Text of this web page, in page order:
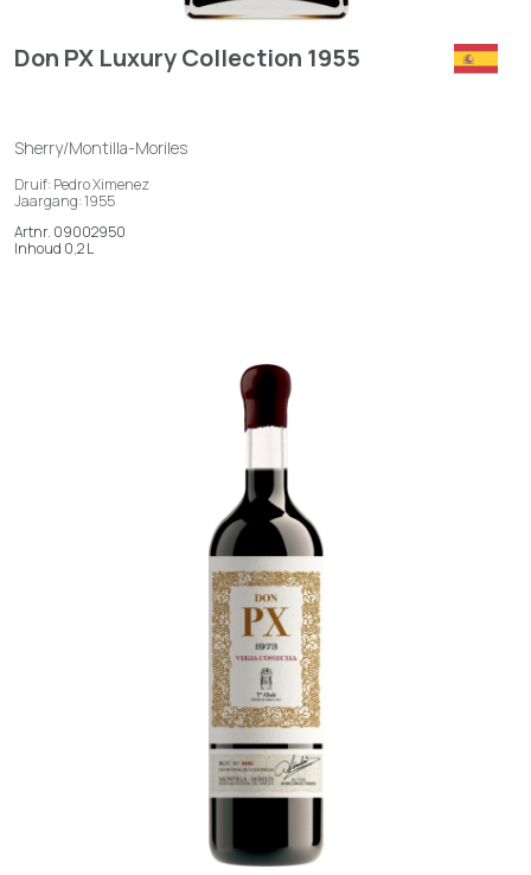
Don PX Luxury Collection 1955
Sherry/Montilla-Moriles
Druif: Pedro Ximenez
Jaargang: 1955
Artnr. 09002950
Inhoud 0,2 L